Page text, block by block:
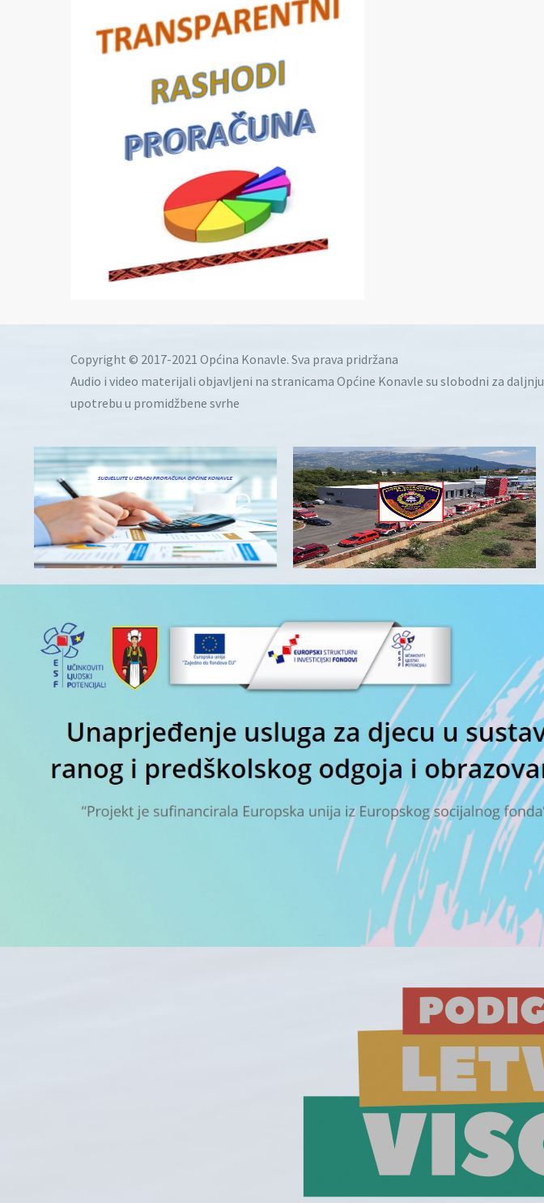
Copyright © 2017-2021 Općina Konavle. Sva prava pridržana
Audio i video materijali objavljeni na stranicama Općine Konavle su slobodni za daljnju
upotrebu u promidžbene svrhe